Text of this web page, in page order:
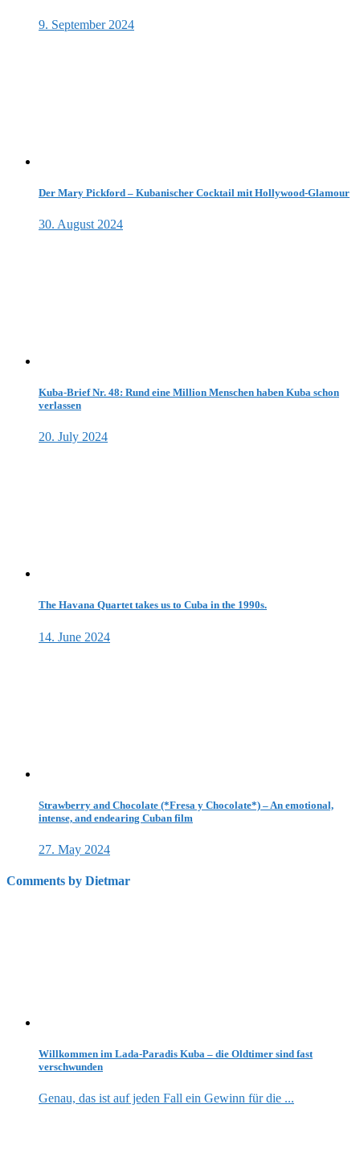
9. September 2024
Der Mary Pickford – Kubanischer Cocktail mit Hollywood-Glamour
30. August 2024
Kuba-Brief Nr. 48: Rund eine Million Menschen haben Kuba schon
verlassen
20. July 2024
The Havana Quartet takes us to Cuba in the 1990s.
14. June 2024
Strawberry and Chocolate (*Fresa y Chocolate*) – An emotional,
intense, and endearing Cuban film
27. May 2024
Comments by Dietmar
Willkommen im Lada-Paradis Kuba – die Oldtimer sind fast
verschwunden
Genau, das ist auf jeden Fall ein Gewinn für die ...